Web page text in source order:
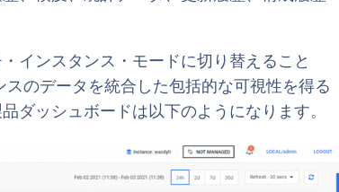
インスタンス・モードに切り替えること
スのデータを統合した包括的な可視性を得る
ダッシュボードは以下のようになります。